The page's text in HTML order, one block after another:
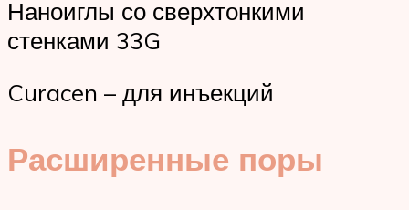
Наноиглы со сверхтонкими
стенками 33G
Curacen – для инъекций
Расширенные поры